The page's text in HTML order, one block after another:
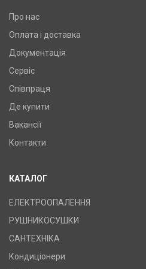
Про нас
Оплата і доставка
Документація
Сервіс
Співпраця
Де купити
Вакансії
Контакти
КАТАЛОГ
ЕЛЕКТРООПАЛЕННЯ
РУШНИКОСУШКИ
САНТЕХНІКА
Кондиціонери